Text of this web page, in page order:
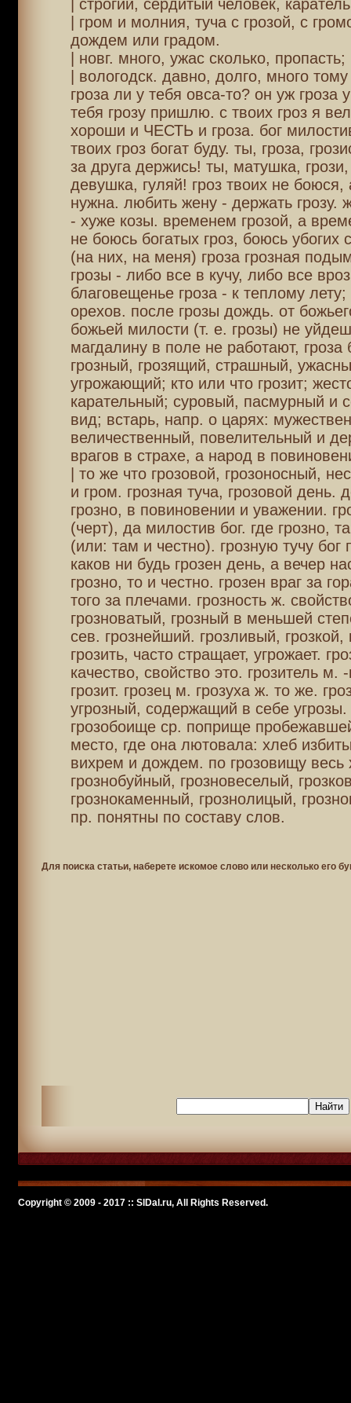
| строгий, сердитый человек,
| гром и молния, туча с грозой, с
дождем или градом.
| новг. много, ужас сколько, пропасть;
| вологодск. давно, долго, много
гроза ли у тебя овса-то? он уж гроза
тебя грозу пришлю. с твоих гроз я
хороши и ЧЕСТЬ и гроза. бог
твоих гроз богат буду. ты, гроза,
за друга держись! ты, матушка,
девушка, гуляй! гроз твоих не боюся,
нужна. любить жену - держать грозу.
- хуже козы. временем грозой, а
не боюсь богатых гроз, боюсь убогих
(на них, на меня) гроза грозная
грозы - либо все в кучу, либо все
благовещенье гроза - к теплому
орехов. после грозы дождь. от
божьей милости (т. е. грозы) не
магдалину в поле не работают, гроза
грозный, грозящий, страшный,
угрожающий; кто или что грозит;
карательный; суровый, пасмурный и
вид; встарь, напр. о царях:
величественный, повелительный и
врагов в страхе, а народ в
| то же что грозовой, грозоносный,
и гром. грозная туча, грозовой день.
грозно, в повиновении и уважении.
(черт), да милостив бог. где грозно,
(или: там и честно). грозную тучу бог
каков ни будь грозен день, а вечер
грозно, то и честно. грозен враг за
того за плечами. грозность ж.
грозноватый, грозный в меньшей
сев. грознейший. грозливый, грозкой,
грозить, часто стращает, угрожает.
качество, свойство это. грозитель м.
грозит. грозец м. грозуха ж. то же.
угрозный, содержащий в себе
грозобоище ср. поприще
место, где она лютовала: хлеб
вихрем и дождем. по грозовищу весь
грознобуйный, грозновеселый,
грознокаменный, грознолицый,
пр. понятны по составу слов.
Для поиска статьи, наберете искомое слово или несколько его
Copyright © 2009 - 2017 :: SlDal.ru, All Rights Reserved.